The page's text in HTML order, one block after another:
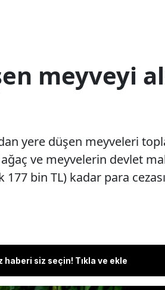
meyveyi
yere düşen meyveleri
ve meyvelerin devlet
bin TL) kadar para
haberi siz seçin! Tıkla ve ekle